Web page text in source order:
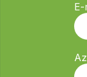
E-